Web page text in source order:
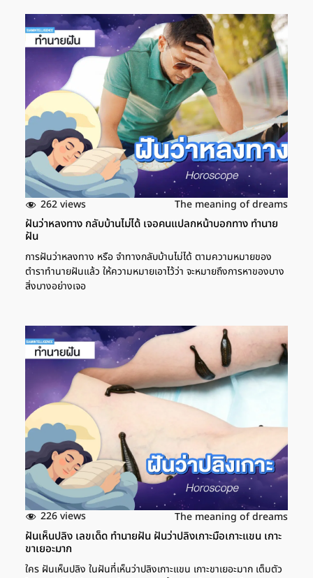
ว่าอย่างไรบ้าง ฝันว่าทะเลาะกับพ่อ การฝันว่าทะเลาะกับพ่อแล้วร้องไห้
หรือมีปากเสียงกันรุนแรง ตามตำราทำนายฝัน ให้ความหมายว่า จะ
เป็นช่วงที่ต้องตัดสินใจและใช้สติในการใช้ชีวิตมากขึ้น ต้องอดทนและ
ค่อยๆ ตัดสินใจกับสถานการณ์ต่างๆ ที่เกิดขึ้น ส่วนการทำงานเป็น
ช่วงที่ต้องพัฒนาตัวเอง เพื่อให้ก้าวหน้าในหน้าที่การงาน เลขเด็ด ฝัน
ว่าทะเลาะกับพ่อที่เสียชีวิตไปแล้ว นอกจากนี้ การฝันว่าทะเลาะกับพ่อ
แต่ว่าพ่อเสียชีวิตไปนานแล้ว จะหมายถึงการเจอกับอุปสรรคที่หนักมาก
ขึ้น โดยเฉพาะในการทำงานหรือการเรียน แต่ก็จะผ่านไปได้ ให้รับมือกับ
สถานการณ์หรืออุปสรรคให้ดี แล้วทุกอย่างจะดีมากขึ้น เลขเด็ด ฝันว่า
ทะเลาะกับแม่ แต่หากใครที่ฝันว่าทะเลาะกับแม่ เป็นฝันที่กำลังบอกว่า
จะเกิดเคราะห์ร้าย หรือว่าปัญหาที่มาจากคนที่อายุน้อยกว่านำพามาให้
โดยเฉพาะคนในบ้านที่อายุน้อยที่สุด ช่วงนี้ให้ทำดีเข้าไว้ แล้วจะได้ผลดี
กลับคืนมา เช่น หากมีใครปองร้ายหรือคิดไม่ดี ก็อย่าไปสนใจหรือทำไม่
ดีกลับไป เพราะคนนั้นจะแพ้ภัยตัวเอง โดยที่คุณไม่ต้องทำอะไร ส่วน
ความรักถือว่าเป็นช่วงที่มีเสน่ห์มากๆ อาจมีโอกาสเจอคนรู้ใจจากการไป
ร่วมงานมงคลหรืองานสังสรรค์ เลขเด็ด ฝันว่าทะเลาะกับแฟน หาก
ใครที่ฝันว่าทะเลาะกับแฟนหรือคนรัก เป็นฝันที่เตือนเรื่องอารมณ์และ
การระมัดระวังคำพูดของคุณ […]
262 views The meaning of dreams
ฝันว่าหลงทาง กลับบ้านไม่ได้ เจอคนแปลกหน้าบอกทาง ทำนาย
ฝัน
การฝันว่าหลงทาง หรือ จำทางกลับบ้านไม่ได้ ตามความหมายของ
ตำราทำนายฝันแล้ว ให้ความหมายเอาไว้ว่า จะหมายถึงการหาของบาง
สิ่งบางอย่างเจอ
226 views The meaning of dreams
ฝันเห็นปลิง เลขเด็ด ทำนายฝัน ฝันว่าปลิงเกาะมือเกาะแขน เกาะ
ขาเยอะมาก
ใคร ฝันเห็นปลิง ในฝันที่เห็นว่าปลิงเกาะแขน เกาะขาเยอะมาก เต็มตัว